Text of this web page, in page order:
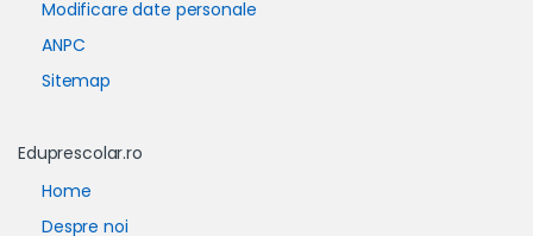
Modificare date personale
ANPC
Sitemap
Eduprescolar.ro
Home
Despre noi